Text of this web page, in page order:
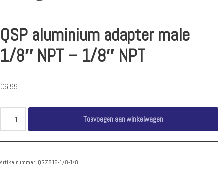
QSP aluminium adapter male
1/8″ NPT – 1/8″ NPT
€6.99
Toevoegen aan winkelwagen
Artikelnummer: QGZ816-1/8-1/8